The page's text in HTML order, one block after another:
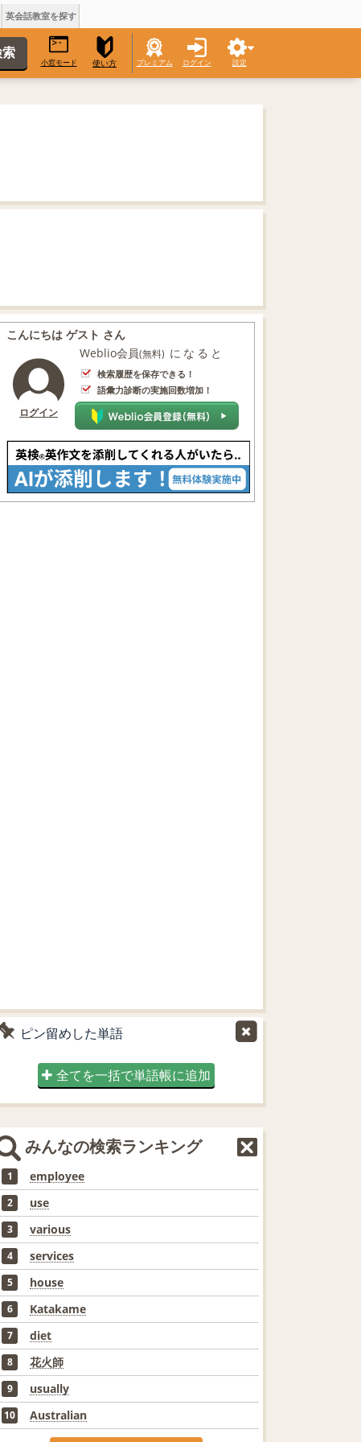
英会話教室を探す
小窓モード 使い方 プレミアム ログイン 設定
こんにちは ゲスト さん
ログイン
Weblio会員(無料) になると
検索履歴を保存できる！
語彙力診断の実施回数増加！
ピン留めした単語
全てを一括で単語帳に追加
みんなの検索ランキング
1 employee
2 use
3 various
4 services
5 house
6 Katakame
7 diet
8 花火師
9 usually
10 Australian